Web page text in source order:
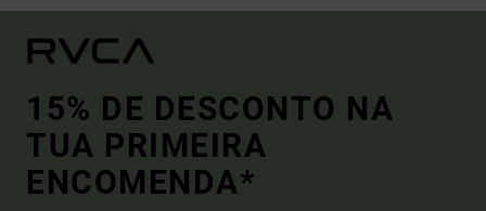
15% DE DESCONTO NA
TUA PRIMEIRA
ENCOMENDA*